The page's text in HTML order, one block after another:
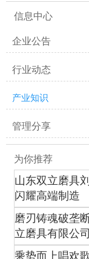
信息中心
企业公告
行业动态
产业知识
管理分享
为你推荐
山东双立磨具
闪耀高端制造
磨刃铸魂破垄断 ，
立磨具有限公
乘势而上唱欢